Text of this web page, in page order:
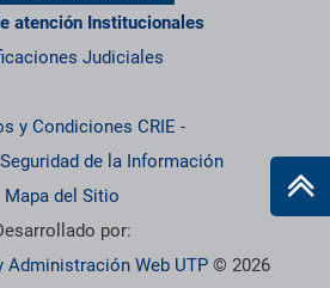
atención Institucionales
Judiciales
y Condiciones CRIE -
de la Información
Mapa del Sitio
por:
Administración Web UTP © 2026